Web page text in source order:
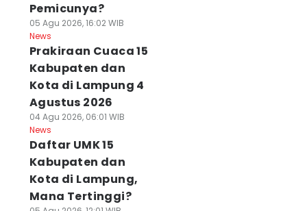
Pemicunya?
05 Agu 2026, 16:02 WIB
News
Prakiraan Cuaca 15
Kabupaten dan
Kota di Lampung 4
Agustus 2026
04 Agu 2026, 06:01 WIB
News
Daftar UMK 15
Kabupaten dan
Kota di Lampung,
Mana Tertinggi?